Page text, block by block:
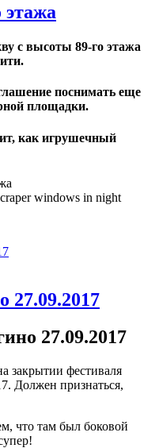
этажа
с высоты 89-го этажа
поснимать еще
площадки.
как игрушечный
windows in night
27.09.2017
27.09.2017
закрытии фестиваля
Должен признаться,
что там был боковой